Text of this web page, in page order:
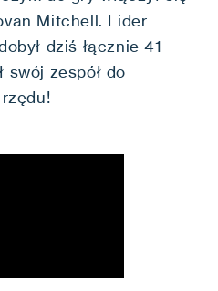
Mitchell. Lider
dziś łącznie 41
swój zespół do